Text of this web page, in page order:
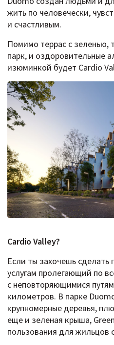
жить по человечески,
и счастливым.
Помимо террас с зеленью,
парк, и оздоровительные
изюминкой будет Cardio
Cardio Valley?
Если ты захочешь сделать
услугам пролегающий по
с неповторяющимися
километров. В парке
крупномерные деревья,
еще и зеленая крыша,
пользования для жильцов